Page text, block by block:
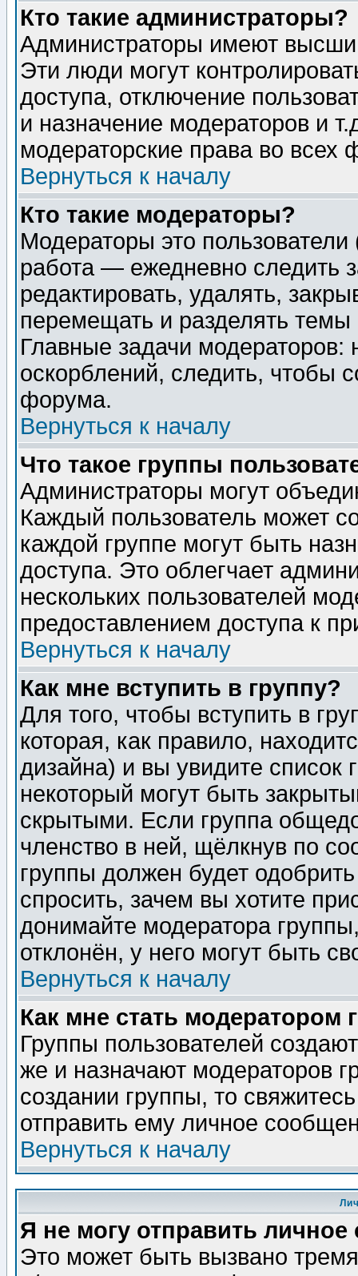
Кто такие администраторы?
Администраторы имеют
Эти люди могут
доступа, отключение
и назначение модераторов и
модераторские права во всех
Вернуться к началу
Кто такие модераторы?
Модераторы это
работа — ежедневно следить
редактировать, удалять,
перемещать и разделять
Главные задачи
оскорблений, следить, чтобы
форума.
Вернуться к началу
Что такое группы
Администраторы могут
Каждый пользователь может
каждой группе могут быть
доступа. Это облегчает
нескольких пользователей
предоставлением доступа к
Вернуться к началу
Как мне вступить в группу?
Для того, чтобы вступить в
которая, как правило,
дизайна) и вы увидите список
некоторый могут быть
скрытыми. Если группа
членство в ней, щёлкнув по
группы должен будет
спросить, зачем вы хотите
донимайте модератора
отклонён, у него могут быть
Вернуться к началу
Как мне стать модератором
Группы пользователей
же и назначают модераторов
создании группы, то
отправить ему личное
Вернуться к началу
Я не могу отправить
Это может быть вызвано